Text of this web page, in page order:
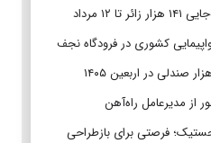
کشوری در فرودگاه نجف
از مدیرعامل راه‌آهن
فرصتی برای بازطراحی